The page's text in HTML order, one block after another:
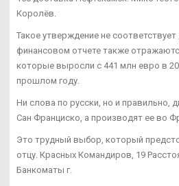
Королёв.
Такое утверждение не
финансовом отчете также
которые выросли с 441 млн евро в
прошлом году.
Ни слова по русски, но и правильно,
Сан Франциско, а производят ее во
Это трудный выбор, который
отцу. Красных Командиров, 19
Банкоматы г.